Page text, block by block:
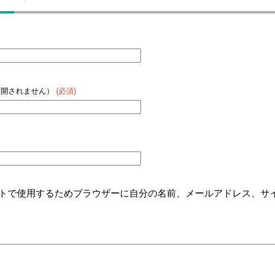
されません） (必須)
で使用するためブラウザーに自分の名前、メールアドレス、サ